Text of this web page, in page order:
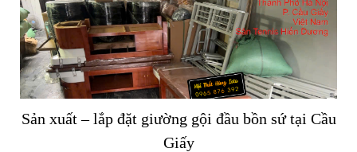
Sản xuất – lắp đặt giường gội đầu bồn sứ tại Cầu
Giấy